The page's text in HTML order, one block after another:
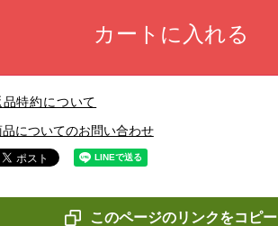
カートに入れる
品特約について
品についてのお問い合わせ
このページのリンクをコピー